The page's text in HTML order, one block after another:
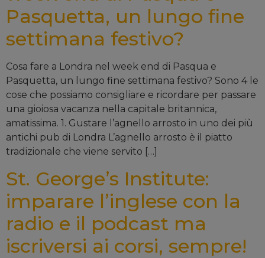
Pasquetta, un lungo fine
settimana festivo?
Cosa fare a Londra nel week end di Pasqua e
Pasquetta, un lungo fine settimana festivo? Sono 4 le
cose che possiamo consigliare e ricordare per passare
una gioiosa vacanza nella capitale britannica,
amatissima. 1. Gustare l’agnello arrosto in uno dei più
antichi pub di Londra L’agnello arrosto è il piatto
tradizionale che viene servito […]
St. George’s Institute:
imparare l’inglese con la
radio e il podcast ma
iscriversi ai corsi, sempre!